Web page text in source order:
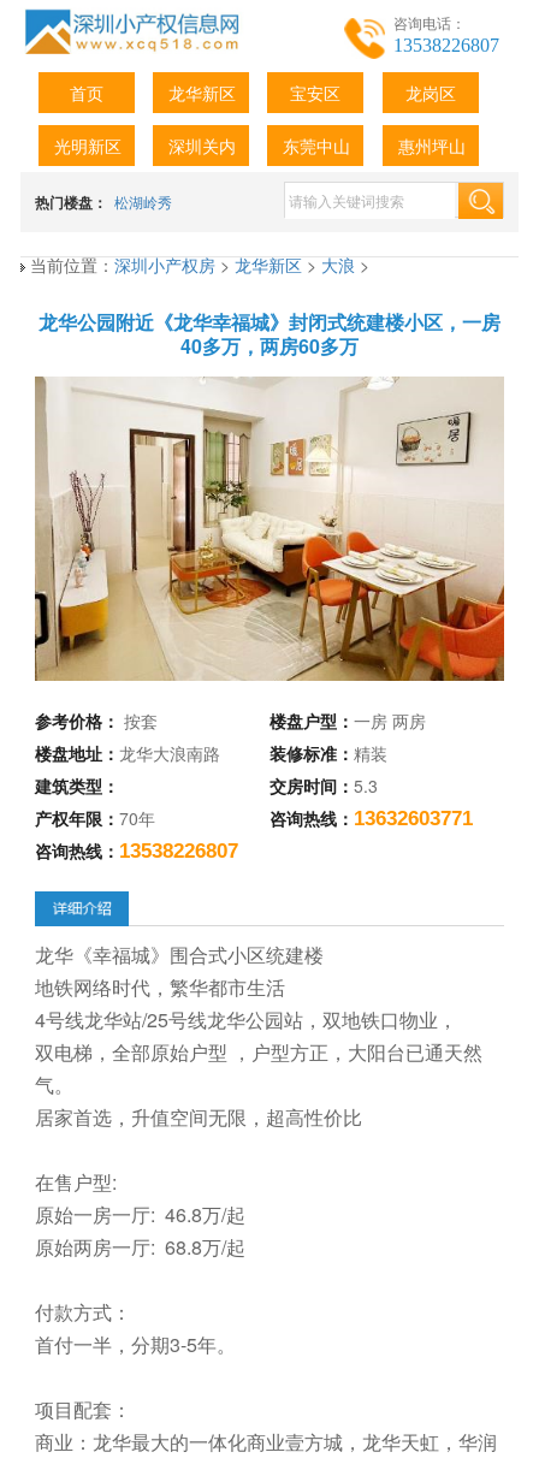
咨询电话：
13538226807
首页 龙华新区 宝安区 龙岗区
光明新区 深圳关内 东莞中山 惠州坪山
热门楼盘： 松湖岭秀
当前位置：深圳小产权房>龙华新区>大浪>
龙华公园附近《龙华幸福城》封闭式统建楼小区，一房
40多万，两房60多万
参考价格：按套 楼盘户型： 一房 两房
楼盘地址：龙华大浪南路 装修标准： 精装
建筑类型：
交房时间： 5.3
产权年限：70年 咨询热线： 13632603771
咨询热线： 13538226807
龙华《幸福城》围合式小区统建楼
地铁网络时代，繁华都市生活
4号线龙华站/25号线龙华公园站，双地铁口物业，
双电梯，全部原始户型 ，户型方正，大阳台已通天然
气。
居家首选，升值空间无限，超高性价比
在售户型:
原始一房一厅: 46.8万/起
原始两房一厅: 68.8万/起
付款方式：
首付一半，分期3-5年。
项目配套：
商业：龙华最大的一体化商业壹方城，龙华天虹，华润